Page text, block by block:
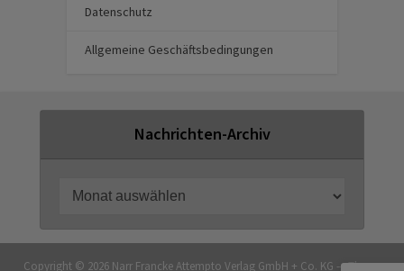
Datenschutz
Allgemeine Geschäftsbedingungen
Nachrichten-Archiv
Copyright © 2026 Narr Francke Attempto Verlag GmbH + Co. KG — Theme